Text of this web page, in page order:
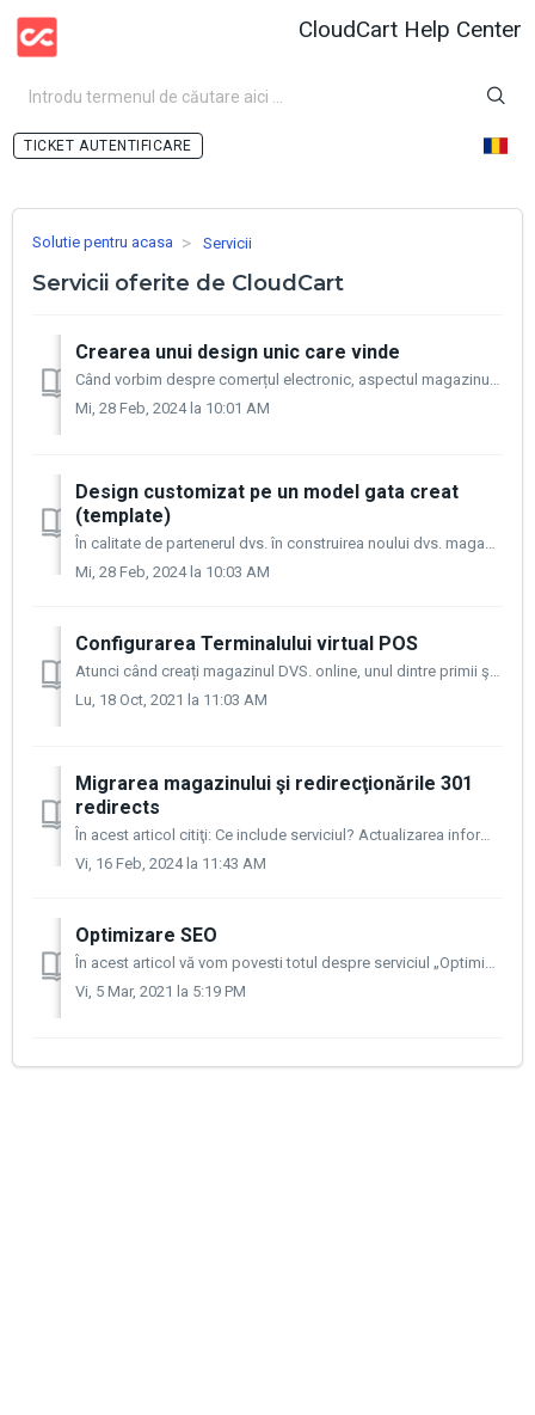
CloudCart Help Center
AUTENTIFICARE
Solutie pentru acasa Servicii
Servicii oferite de CloudCart
Crearea unui design unic care vinde
Când vorbim despre comerțul electronic, aspectul magazinului dvs. este extrem de important pentru dezvoltarea cu succes a afacerii dvs. Designul este amba...
Mi, 28 Feb, 2024 la 10:01 AM
Design customizat pe un model gata creat
(template)
În calitate de partenerul dvs. în construirea noului dvs. magazin on-line şi în îmbunătăţirea dezvoltării afacerii dvs. online, CloudCart vă oferă "De...
Mi, 28 Feb, 2024 la 10:03 AM
Configurarea Terminalului virtual POS
Atunci când creați magazinul DVS. online, unul dintre primii şi cei mai importanţi pași este alegerea unei modalităţi de plată convenabile pentru a-i determ...
Lu, 18 Oct, 2021 la 11:03 AM
Migrarea magazinului şi redirecţionările 301
redirects
În acest articol citiţi: Ce include serviciul? Actualizarea informaţiilor Solicită serviciul Dacă aveţi un magazin online, indiferent de platforma ...
Vi, 16 Feb, 2024 la 11:43 AM
Optimizare SEO
În acest articol vă vom povesti totul despre serviciul „Optimizare SEO” şi de ce această optimizare este o condiție prealabilă obligatorie, o prerechizită, ...
Vi, 5 Mar, 2021 la 5:19 PM